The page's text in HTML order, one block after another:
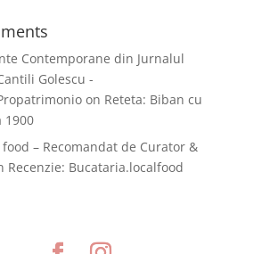
Contemporane din Jurnalul
Golescu -
on Reteta: Biban cu
1900
– Recomandat de Curator &
Recenzie: Bucataria.localfood